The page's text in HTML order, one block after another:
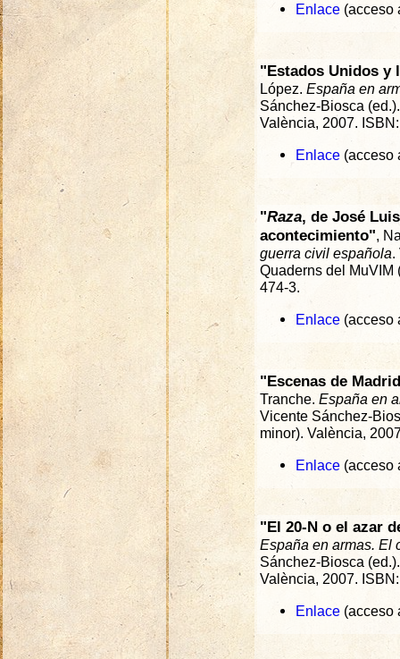
Enlace (acceso
"Estados Unidos y
López. España en
Sánchez-Biosca
València, 2007.
Enlace (acceso
"Raza, de José
acontecimiento",
guerra civil española.
Quaderns del MuVIM
474-3.
Enlace (acceso
"Escenas de
Tranche. España en
Vicente Sánchez-
minor). València,
Enlace (acceso
"El 20-N o el azar
España en armas. El
Sánchez-Biosca
València, 2007.
Enlace (acceso